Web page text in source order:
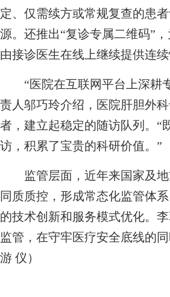
定、仅需续方或常规复查的患
源。还推出“复诊专属二维码”
由接诊医生在线上继续提供连续
“医院在互联网平台上深耕专
责人邬巧玲介绍，医院肝胆外
者，建立起稳定的随访队列。“
访，积累了宝贵的科研价值。”
监管层面，近年来国家及地
同质质控，形成常态化监管体
的技术创新和服务模式优化。
监管，在守牢医疗安全底线的
游 仪）